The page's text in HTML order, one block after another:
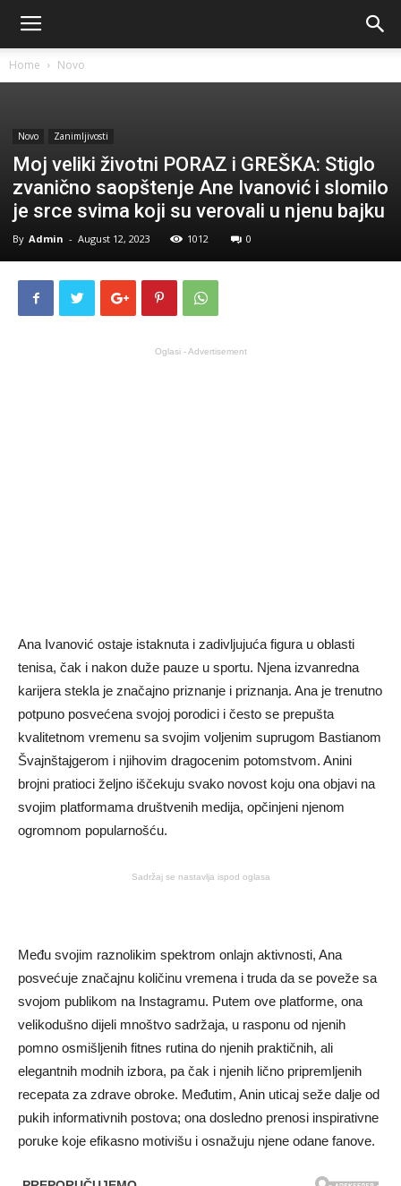
Home Novo
Novo Zanimljivosti
Moj veliki životni PORAZ i GREŠKA: Stiglo
zvanično saopštenje Ane Ivanović i slomilo
je srce svima koji su verovali u njenu bajku
By Admin - August 12, 2023 1012 0
Oglasi - Advertisement
Ana Ivanović ostaje istaknuta i zadivljujuća figura u oblasti
tenisa, čak i nakon duže pauze u sportu. Njena izvanredna
karijera stekla je značajno priznanje i priznanja. Ana je trenutno
potpuno posvećena svojoj porodici i često se prepušta
kvalitetnom vremenu sa svojim voljenim suprugom Bastianom
Švajnštajgerom i njihovim dragocenim potomstvom. Anini
brojni pratioci željno iščekuju svako novost koju ona objavi na
svojim platformama društvenih medija, opčinjeni njenom
ogromnom popularnošću.
Sadržaj se nastavlja ispod oglasa
Među svojim raznolikim spektrom onlajn aktivnosti, Ana
posvećuje značajnu količinu vremena i truda da se poveže sa
svojom publikom na Instagramu. Putem ove platforme, ona
velikodušno dijeli mnoštvo sadržaja, u rasponu od njenih
pomno osmišljenih fitnes rutina do njenih praktičnih, ali
elegantnih modnih izbora, pa čak i njenih lično pripremljenih
recepata za zdrave obroke. Međutim, Anin uticaj seže dalje od
pukih informativnih postova; ona dosledno prenosi inspirativne
poruke koje efikasno motivišu i osnažuju njene odane fanove.